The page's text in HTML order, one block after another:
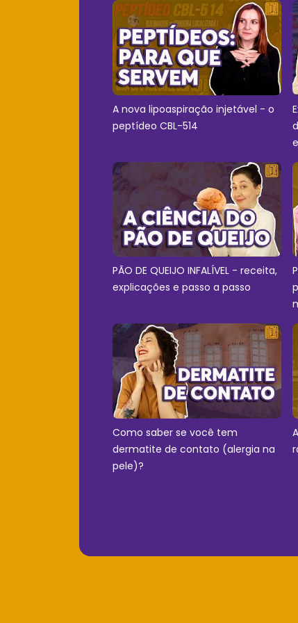
A nova lipoaspiração injetável - o
peptídeo CBL-514
PÃO DE QUEIJO INFALÍVEL - receita,
explicações e passo a passo
Como saber se você tem
dermatite de contato (alergia na
pele)?